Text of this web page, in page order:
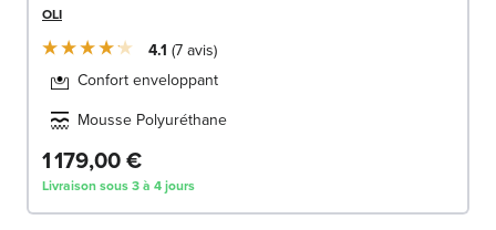
OLI
4.1 7avis
Confort enveloppant
Mousse Polyuréthane
1 179,00 €
Livraison sous 3 à 4 jours